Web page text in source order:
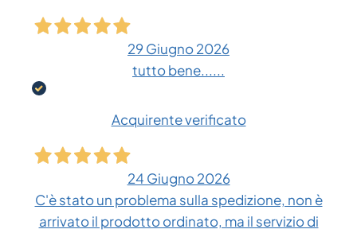
29 Giugno 2026
tutto bene......
Acquirente verificato
24 Giugno 2026
C'è stato un problema sulla spedizione, non è
arrivato il prodotto ordinato, ma il servizio di